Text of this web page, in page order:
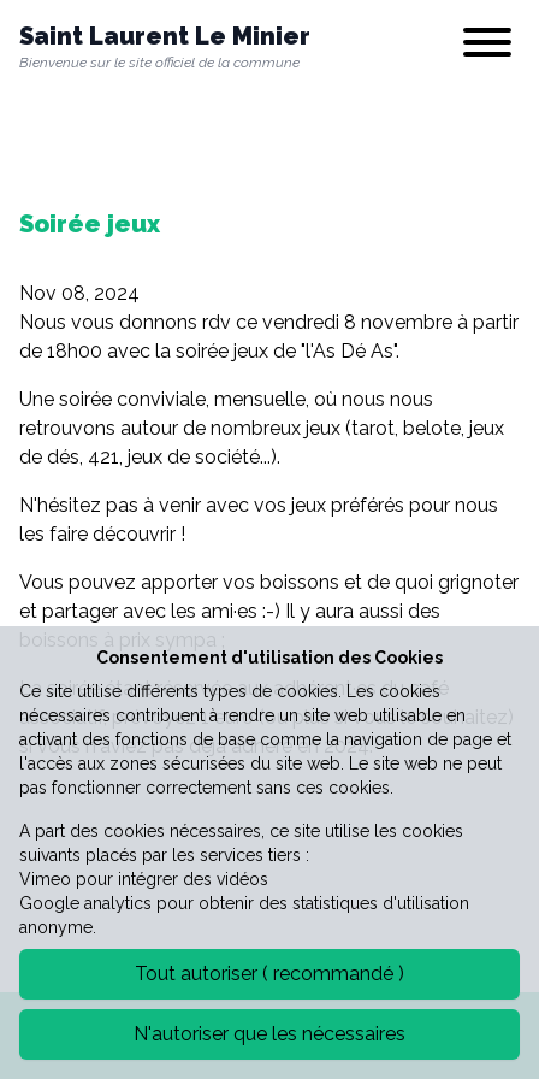
Saint Laurent Le Minier
Bienvenue sur le site officiel de la commune
Show/
Vie municipale
Vie quotidienne
Culture & Loisirs
Environnement
Vie économique
Soirée jeux
Nov 08, 2024
Nous vous donnons rdv ce vendredi 8 novembre à partir
de 18h00 avec la soirée jeux de "l'As Dé As".
Une soirée conviviale, mensuelle, où nous nous
retrouvons autour de nombreux jeux (tarot, belote, jeux
de dés, 421, jeux de société...).
N'hésitez pas à venir avec vos jeux préférés pour nous
les faire découvrir !
Vous pouvez apporter vos boissons et de quoi grignoter
et partager avec les ami·es :-) Il y aura aussi des
boissons à prix sympa ;
La soirée étant réservée aux adhérent·es du café
associatif, prévoyez 1 euro (ou plus si vous le souhaitez)
si vous n'aviez pas déjà adhéré en 2024.
©2026 Mairie de Saint-Laurent-le-minier
Consentement d'utilisation des Cookies
Ce site utilise différents types de cookies. Les cookies
nécessaires contribuent à rendre un site web utilisable en
activant des fonctions de base comme la navigation de page et
l'accès aux zones sécurisées du site web. Le site web ne peut
pas fonctionner correctement sans ces cookies.
A part des cookies nécessaires, ce site utilise les cookies
suivants placés par les services tiers :
Vimeo pour intégrer des vidéos
Google analytics pour obtenir des statistiques d'utilisation
anonyme.
Tout autoriser ( recommandé )
N'autoriser que les nécessaires